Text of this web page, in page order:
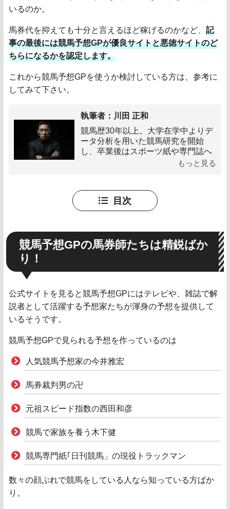
いるのか。
馬券代を抑えても十分と言えるほど稼げるのかなど、 記
事の最後には競馬予想GPが優良サイトと悪徳サイトのど
ちらになるかを認定します。
これから競馬予想GPを使うか検討している方は、参考に
してみて下さい。
執筆者：川田 正和
競馬歴30年以上。大学在学中よりデ
ータ分析を用いた競馬研究を開始
し、卒業後はスポーツ紙や専門誌へ
の寄稿を多数行う。過去に予想屋と
た。これら経験と知識をもとに、競
馬に関する有益な情報発信、そして
競馬予想サイトの健全性を見極める
もっと見る
目次
競馬予想GPの馬券師たちは精鋭ばか
り！
公式サイトを見ると競馬予想GPにはテレビや、雑誌で解
説者として活躍する予想家たちが渾身の予想を提供して
いるそうです。
競馬予想GPで見られる予想を作っているのは
人気競馬予想家の今井雅宏
馬券裁判男の卍
元祖スピード指数の西田和彦
競馬で家族を養う木下健
競馬専門紙｢日刊競馬」の現役トラックマン
数々の顔ぶれで競馬をしている人なら知っている方ばか
り。